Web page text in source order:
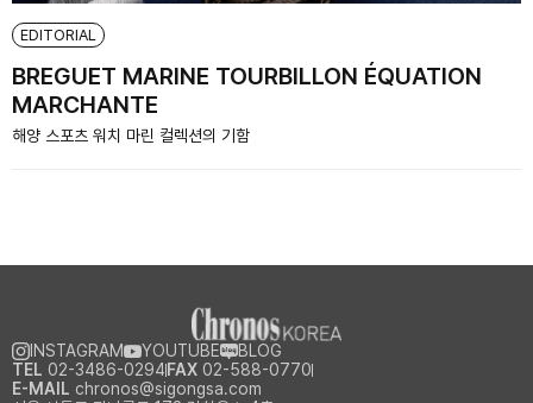
EDITORIAL
BREGUET MARINE TOURBILLON ÉQUATION
MARCHANTE
해양 스포츠 워치 마린 컬렉션의 기함
INSTAGRAM YOUTUBE
BLOG
TEL 02-3486-0294 FAX 02-588-0770
E-MAIL chronos@sigongsa.com